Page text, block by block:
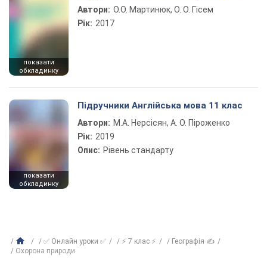
показати
обкладинку
Автори: О.О. Мартинюк, О. О. Гісем
Рік: 2017
показати
обкладинку
Підручники Англійська мова 11 клас
Автори: М.А. Нерсісян, А. О. Піроженко
Рік: 2019
Опис: Рівень стандарту
✅ Онлайн уроки ✅ ⚡ 7 клас ⚡
Географія ✍
Охорона природи